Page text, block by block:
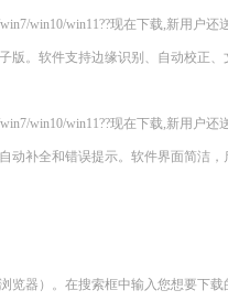
win10/win11??现在下载,新用户
版。软件支持边缘识别、自动校正
win10/win11??现在下载,新用户
动补全和错误提示。软件界面简洁
览器）。在搜索框中输入您想要下